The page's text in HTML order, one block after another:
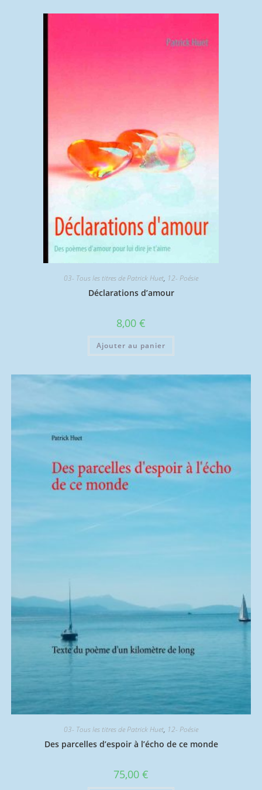
03- Tous les titres de Patrick Huet, 12- Poésie
Déclarations d’amour
8,00 €
Ajouter au panier
03- Tous les titres de Patrick Huet, 12- Poésie
Des parcelles d’espoir à l’écho de ce monde
75,00 €